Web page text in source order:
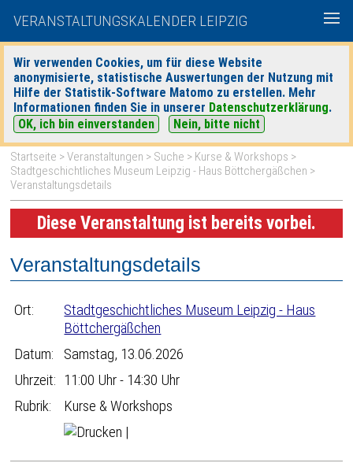
VERANSTALTUNGSKALENDER LEIPZIG
Wir verwenden Cookies, um für diese Website
anonymisierte, statistische Auswertungen der Nutzung mit
Hilfe der Statistik-Software Matomo zu erstellen. Mehr
Informationen finden Sie in unserer Datenschutzerklärung.
OK, ich bin einverstanden
Nein, bitte nicht
heute|morgen| Detaillierte Suche
Startseite >Veranstaltungen > Suche > Kurse & Workshops >
Stadtgeschichtliches Museum Leipzig - Haus Böttchergäßchen >
Veranstaltungsdetails
Diese Veranstaltung ist bereits vorbei.
Veranstaltungsdetails
Ort:
Stadtgeschichtliches Museum Leipzig - Haus
Böttchergäßchen
Datum:
Samstag, 13.06.2026
Uhrzeit: 11:00 Uhr - 14:30 Uhr
Rubrik:
Kurse & Workshops
|